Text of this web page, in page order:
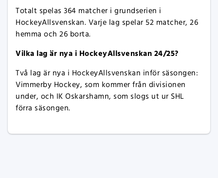
Totalt spelas 364 matcher i grundserien i
HockeyAllsvenskan. Varje lag spelar 52 matcher, 26
hemma och 26 borta.
Vilka lag är nya i HockeyAllsvenskan 24/25?
Två lag är nya i HockeyAllsvenskan inför säsongen:
Vimmerby Hockey, som kommer från divisionen
under, och IK Oskarshamn, som slogs ut ur SHL
förra säsongen.